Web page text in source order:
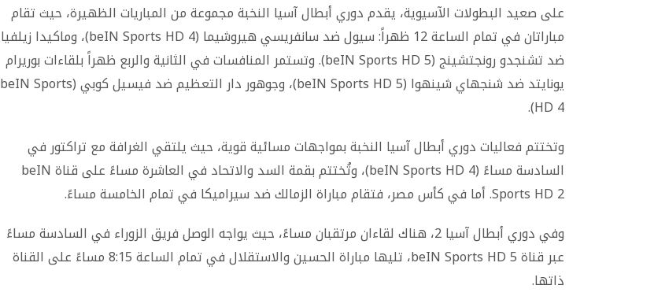
على صعيد البطولات الآسيوية، يقدم دوري أبطال آسيا النخبة مجموعة من المباريات الظهيرة، حيث تقام
مباراتان في تمام الساعة 12 ظهراً: سيول ضد سانفريسي هيروشيما (beIN Sports HD 4)، وماكيدا زيلفيا
ضد تشنجدو رونجتشينج (beIN Sports HD 5). وتستمر المنافسات في الثانية والربع ظهراً بلقاءات بوريرام
يونايتد ضد شنجهاي شينهوا (beIN Sports HD 5)، وجوهور دار التعظيم ضد فيسيل كوبي (beIN Sports
HD 4).
وتختتم فعاليات دوري أبطال آسيا النخبة بمواجهات مسائية قوية، حيث يلتقي الغرافة مع تراكتور في
السادسة مساءً (beIN Sports HD 4)، وتُختتم بقمة السد والاتحاد في العاشرة مساءً على قناة beIN
Sports HD 2. أما في كأس مصر، فتقام مباراة الزمالك ضد سيراميكا في تمام الخامسة مساءً.
وفي دوري أبطال آسيا 2، هناك لقاءان مرتقبان مساءً، حيث يواجه الوصل فريق الزوراء في السادسة مساءً
عبر قناة beIN Sports HD 5، تليها مباراة الحسين والاستقلال في تمام الساعة 8:15 مساءً على القناة
ذاتها.